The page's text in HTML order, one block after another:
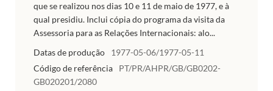
que se realizou nos dias 10 e 11 de maio de 1977, e à
qual presidiu. Inclui cópia do programa da visita da
Assessoria para as Relações Internacionais: alo...
Datas de produção
1977-05-06/1977-05-11
Código de referência
PT/PR/AHPR/GB/GB0202-
GB020201/2080